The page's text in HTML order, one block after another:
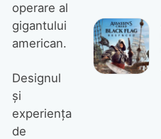
operare al
gigantului
american.
Designul
și
experiența
de